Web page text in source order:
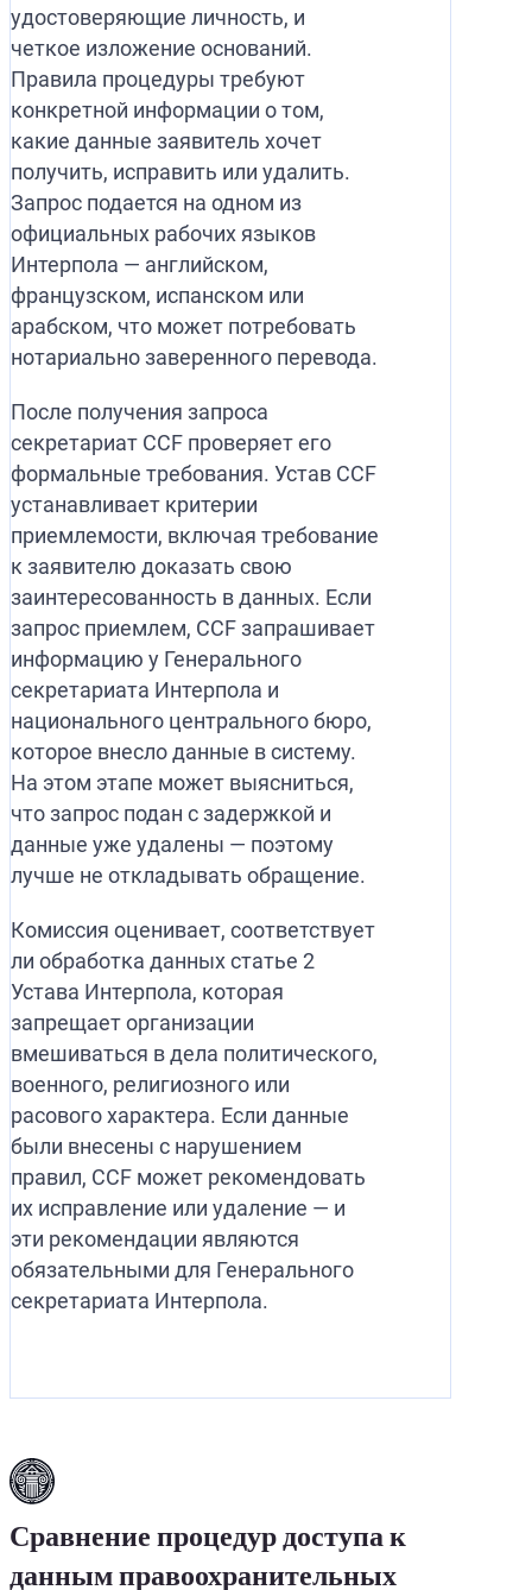
удостоверяющие личность, и
четкое изложение оснований.
Правила процедуры требуют
конкретной информации о том,
какие данные заявитель хочет
получить, исправить или удалить.
Запрос подается на одном из
официальных рабочих языков
Интерпола — английском,
французском, испанском или
арабском, что может потребовать
нотариально заверенного перевода.
После получения запроса
секретариат CCF проверяет его
формальные требования. Устав CCF
устанавливает критерии
приемлемости, включая требование
к заявителю доказать свою
заинтересованность в данных. Если
запрос приемлем, CCF запрашивает
информацию у Генерального
секретариата Интерпола и
национального центрального бюро,
которое внесло данные в систему.
На этом этапе может выясниться,
что запрос подан с задержкой и
данные уже удалены — поэтому
лучше не откладывать обращение.
Комиссия оценивает, соответствует
ли обработка данных статье 2
Устава Интерпола, которая
запрещает организации
вмешиваться в дела политического,
военного, религиозного или
расового характера. Если данные
были внесены с нарушением
правил, CCF может рекомендовать
их исправление или удаление — и
эти рекомендации являются
обязательными для Генерального
секретариата Интерпола.
Сравнение процедур доступа к
данным правоохранительных